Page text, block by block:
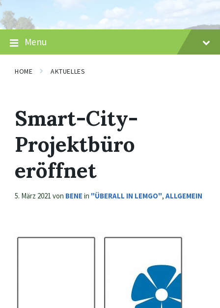
Skip
to
content
Skip
to
main
navigation
Skip
to
footer
Menu
HOME AKTUELLES
Smart-City-
Projektbüro
eröffnet
5. März 2021 von BENE in "ÜBERALL IN LEMGO", ALLGEMEIN